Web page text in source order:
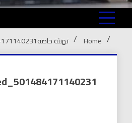
Home تهنئة خاصة